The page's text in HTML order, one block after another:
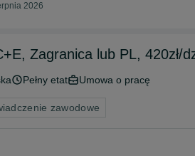
2026
Zagranica lub PL, 420zł/
Pełny etat Umowa o pracę
zawodowe